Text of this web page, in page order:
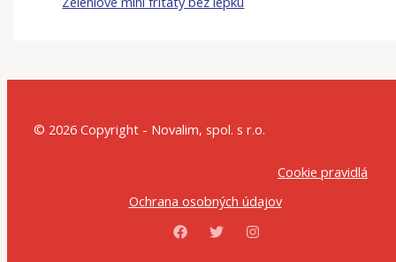
© 2026 Copyright - Novalim, spol. s r.o.
Cookie pravidlá
Ochrana osobných údajov